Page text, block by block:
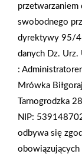
Opał
Jeszcze w
wprowadzanym w
kozach i
energetycznego
lub zakazane
swobodnego
dyrektywy 95/
danych Dz. Urz.
:
Mrówka
Tarnogrodzka
NIP:
odbywa się
obowiązujących